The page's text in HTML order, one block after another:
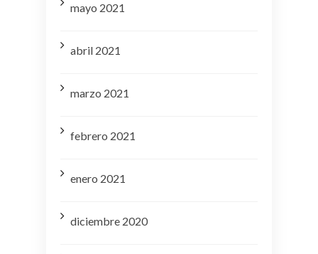
mayo 2021
abril 2021
marzo 2021
febrero 2021
enero 2021
diciembre 2020